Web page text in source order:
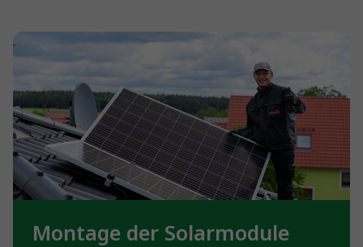
Montage der Solarmodule